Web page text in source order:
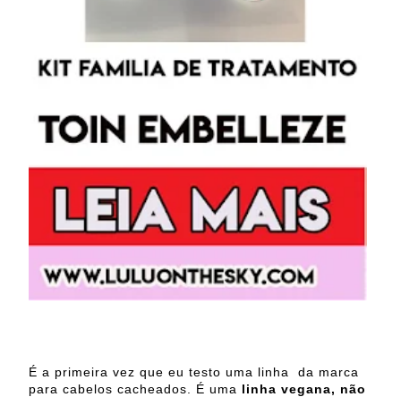
É a primeira vez que eu testo uma linha da marca
para cabelos cacheados. É uma linha vegana, não